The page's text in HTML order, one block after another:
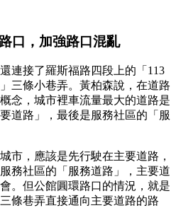
口，加強路口混亂
連接了羅斯福路四段上的「113
三條小巷弄。黃柏森說，在道路
念，城市裡車流量最大的道路是
道路」，最後是服務社區的「服
市，應該是先行駛在主要道路，
務社區的「服務道路」，主要道
。但公館圓環路口的情況，就是
條巷弄直接通向主要道路的路